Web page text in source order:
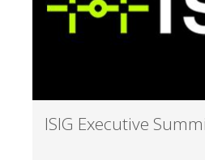
ISIG Executive